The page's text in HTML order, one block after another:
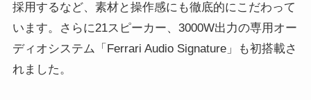
採用するなど、素材と操作感にも徹底的にこだわって
います。さらに21スピーカー、3000W出力の専用オー
ディオシステム「Ferrari Audio Signature」も初搭載さ
れました。